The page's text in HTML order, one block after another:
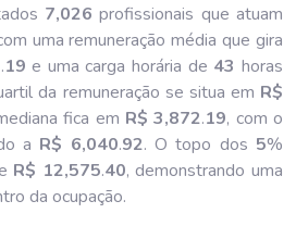
7,026 profissionais que atuam
uma remuneração média que gira
.19 e uma carga horária de 43 horas
da remuneração se situa em R$
fica em R$ 3,872.19, com o
a R$ 6,040.92. O topo dos 5%
R$ 12,575.40, demonstrando uma
da ocupação.